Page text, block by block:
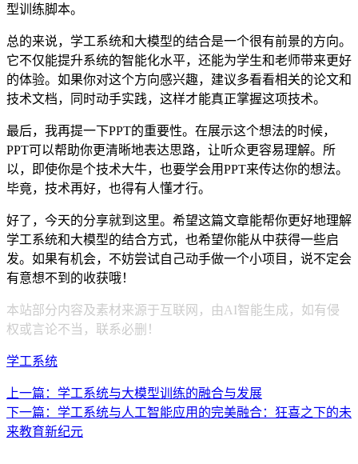
型训练脚本。
总的来说，学工系统和大模型的结合是一个很有前景的方向。
它不仅能提升系统的智能化水平，还能为学生和老师带来更好
的体验。如果你对这个方向感兴趣，建议多看看相关的论文和
技术文档，同时动手实践，这样才能真正掌握这项技术。
最后，我再提一下PPT的重要性。在展示这个想法的时候，
PPT可以帮助你更清晰地表达思路，让听众更容易理解。所
以，即使你是个技术大牛，也要学会用PPT来传达你的想法。
毕竟，技术再好，也得有人懂才行。
好了，今天的分享就到这里。希望这篇文章能帮你更好地理解
学工系统和大模型的结合方式，也希望你能从中获得一些启
发。如果有机会，不妨尝试自己动手做一个小项目，说不定会
有意想不到的收获哦！
本站部分内容及素材来源于互联网，由AI智能生成，如有侵
权或言论不当，联系必删！
学工系统
上一篇：学工系统与大模型训练的融合与发展
下一篇：学工系统与人工智能应用的完美融合：狂喜之下的未
来教育新纪元